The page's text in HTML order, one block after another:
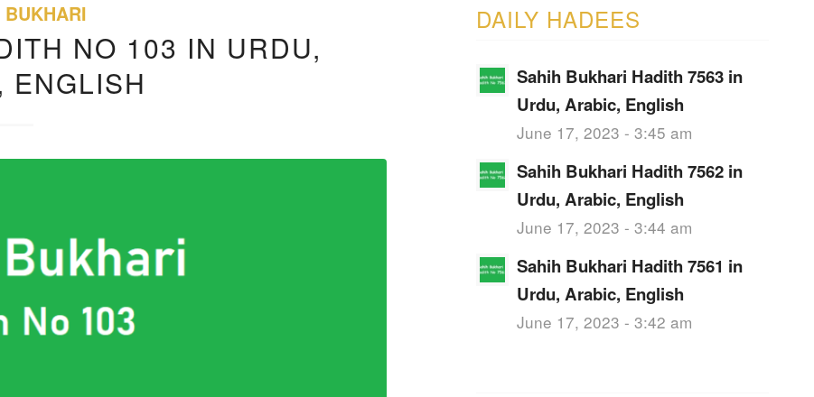
NO 103 IN URDU,
ENGLISH
DAILY HADEES
Sahih Bukhari Hadith 7563 in
Urdu, Arabic, English
June 17, 2023 - 3:45 am
Sahih Bukhari Hadith 7562 in
Urdu, Arabic, English
June 17, 2023 - 3:44 am
Sahih Bukhari Hadith 7561 in
Urdu, Arabic, English
June 17, 2023 - 3:42 am